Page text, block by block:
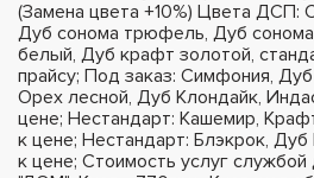
(Замена цвета +10%) Цвета ДСП:
Дуб сонома трюфель, Дуб
белый, Дуб крафт золотой,
прайсу; Под заказ: Симфония,
Орех лесной, Дуб Клондайк,
цене; Нестандарт: Кашемир,
к цене; Нестандарт: Блэкрок,
к цене; Стоимость услуг